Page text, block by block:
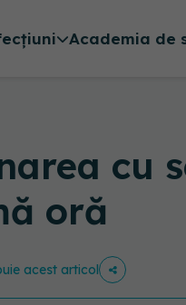
Academia de
cu
oră
acest articol